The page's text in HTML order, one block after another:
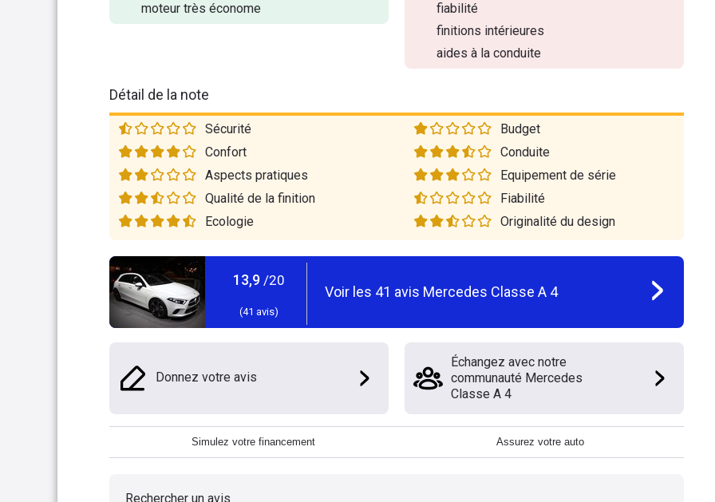
moteur très économe
fiabilité
finitions intérieures
aides à la conduite
Détail de la note
Sécurité
Budget
Confort
Conduite
Aspects pratiques
Equipement de série
Qualité de la finition
Fiabilité
Ecologie
Originalité du design
13,9 /20
(41 avis)
Voir les 41 avis Mercedes Classe A 4
Donnez votre avis
Échangez avec notre
communauté Mercedes
Classe A 4
Simulez votre financement Assurez votre auto
Rechercher un avis